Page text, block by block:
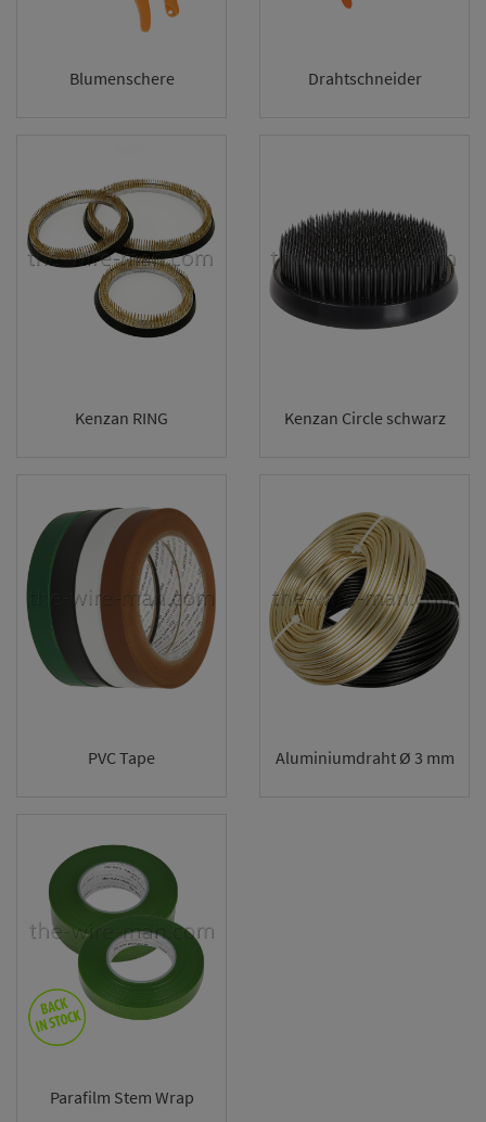
Blumenschere Drahtschneider
Kenzan RING Kenzan Circle schwarz
PVC Tape Aluminiumdraht Ø 3 mm
Parafilm Stem Wrap